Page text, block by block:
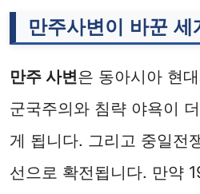
만주사변이 바꾼 세
만주 사변은 동아시아 현
군국주의와 침략 야욕이
게 됩니다. 그리고 중일전
선으로 확전됩니다. 만약